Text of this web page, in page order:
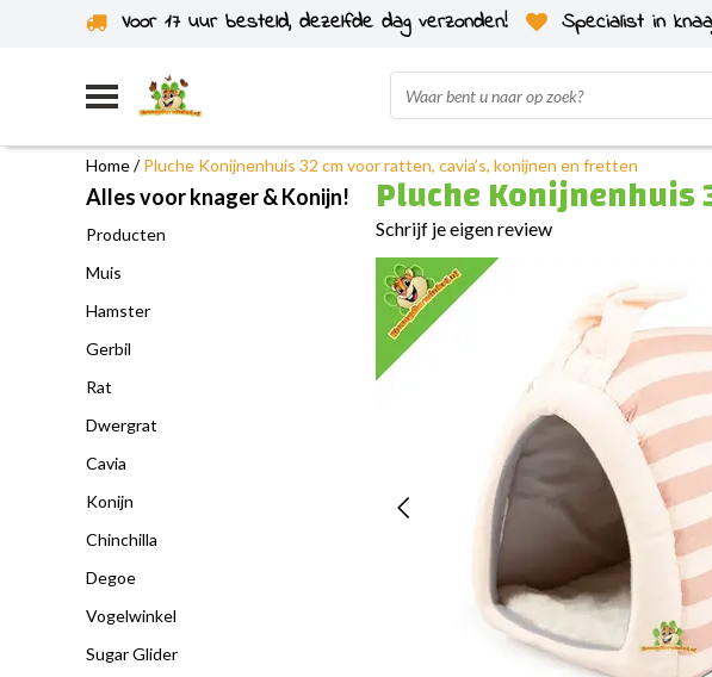
Voor 17 uur besteld, dezelfde dag verzonden!
Specialist in
Uit eigen voorraad verzonden
Home/Pluche Konijnenhuis 32 cm voor ratten, cavia’s, konijnen en fretten
Alles voor knager & Konijn!
Producten
Muis
Hamster
Gerbil
Rat
Dwergrat
Cavia
Konijn
Chinchilla
Degoe
Vogelwinkel
Sugar Glider
Pluche Konijnenhuis
Schrijf je eigen review